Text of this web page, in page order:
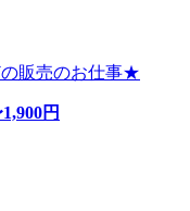
販売のお仕事★
1,900円